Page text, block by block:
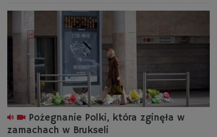
Pożegnanie Polki, która zginęła w
zamachach w Brukseli